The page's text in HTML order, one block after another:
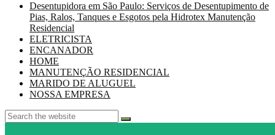
Desentupidora em São Paulo: Serviços de Desentupimento de
Pias, Ralos, Tanques e Esgotos pela Hidrotex Manutenção
Residencial
ELETRICISTA
ENCANADOR
HOME
MANUTENÇÃO RESIDENCIAL
MARIDO DE ALUGUEL
NOSSA EMPRESA